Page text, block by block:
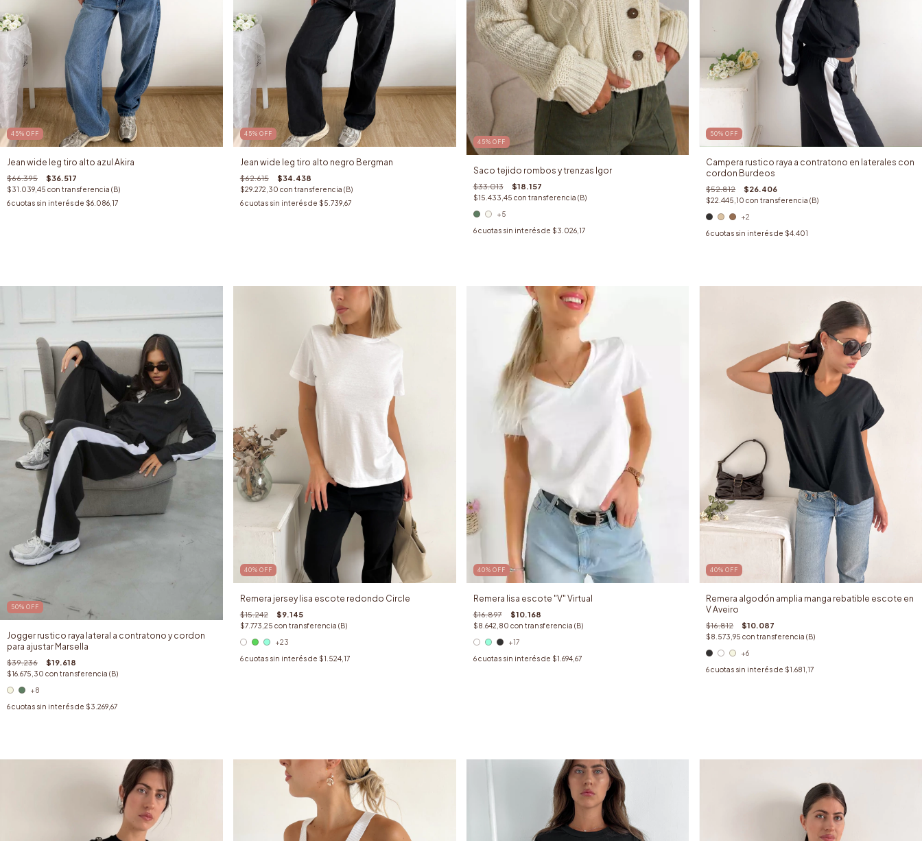
45% OFF
Jean wide leg tiro alto azul Akira
$66.395 $36.517
$31.039,45 con transferencia (B)
6cuotas sin interés de $6.086,17
45% OFF
Jean wide leg tiro alto negro Bergman
$62.615 $34.438
$29.272,30 con transferencia (B)
6cuotas sin interés de $5.739,67
45% OFF
Saco tejido rombos y trenzas Igor
$33.013 $18.157
$15.433,45 con transferencia (B)
+5
6 cuotas sin interés de $3.026,17
50%OFF
Campera rustico raya a contratono en laterales con
cordon Burdeos
$52.812 $26.406
$22.445,10con transferencia (B)
+2
6cuotas sin interés de $4.401
50% OFF
Jogger rustico raya lateral a contratono y cordon
para ajustar Marsella
$39.236 $19.618
$16.675,30 con transferencia (B)
+8
6cuotas sin interés de $3.269,67
40% OFF
Remera jersey lisa escote redondo Circle
$15.242 $9.145
$7.773,25 con transferencia (B)
+23
6cuotas sin interés de $1.524,17
40% OFF
Remera lisa escote "V" Virtual
$16.897 $10.168
$8.642,80 con transferencia (B)
+17
6 cuotas sin interés de $1.694,67
40%OFF
Remera algodón amplia manga rebatible escote en
V Aveiro
$16.812 $10.087
$8.573,95con transferencia (B)
+6
6cuotas sin interés de $1.681,17